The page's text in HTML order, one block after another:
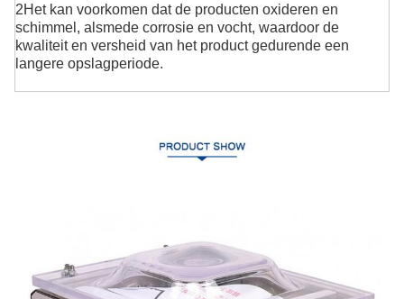
2Het kan voorkomen dat de producten oxideren en
schimmel, alsmede corrosie en vocht, waardoor de
kwaliteit en versheid van het product gedurende een
langere opslagperiode.